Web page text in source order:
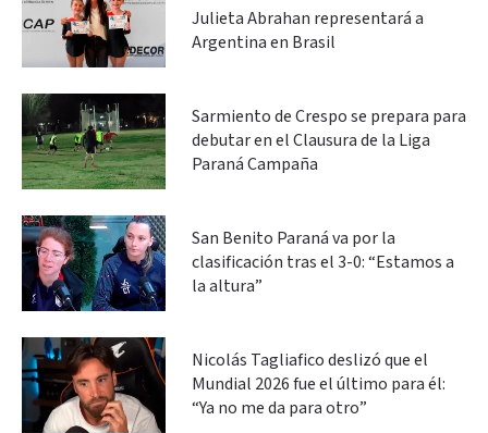
Julieta Abrahan representará a
Argentina en Brasil
Sarmiento de Crespo se prepara para
debutar en el Clausura de la Liga
Paraná Campaña
San Benito Paraná va por la
clasificación tras el 3-0: “Estamos a
la altura”
Nicolás Tagliafico deslizó que el
Mundial 2026 fue el último para él:
“Ya no me da para otro”